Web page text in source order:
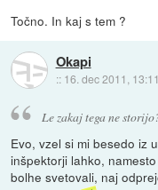
Točno. In kaj s tem ?
Okapi
:: 16. dec 2011, 13:11
Le zakaj tega ne
Evo, vzel si mi besedo iz
inšpektorji lahko,
bolhe svetovali, naj